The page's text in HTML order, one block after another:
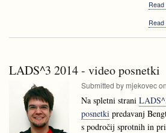
LADS^3 2014 - video posnetki
Submitted by mjekovecon
Na spletni strani
posnetki predavanj
s področij sprotnih in